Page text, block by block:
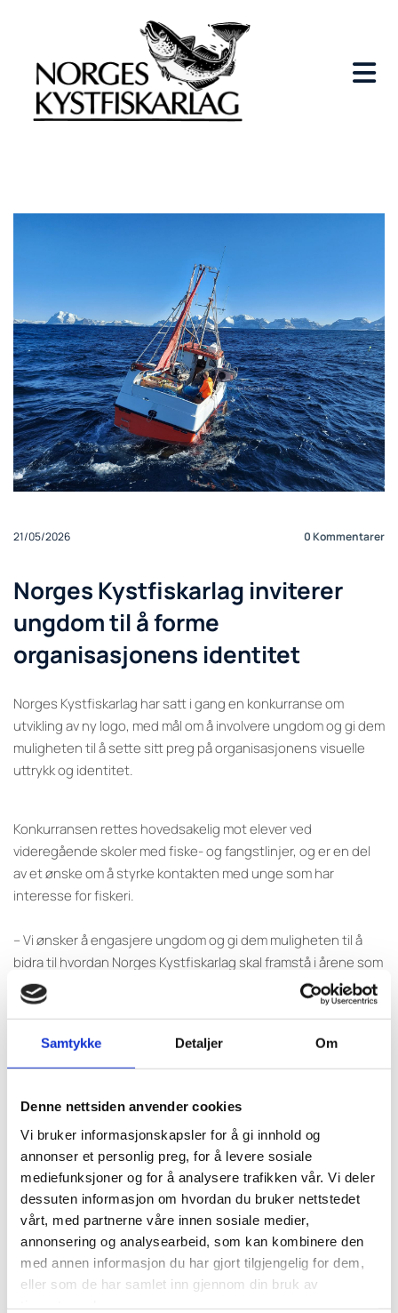
Samtykke Detaljer Om
Denne nettsiden anvender cookies
Vi bruker informasjonskapsler for å gi innhold og
annonser et personlig preg, for å levere sosiale
mediefunksjoner og for å analysere trafikken vår. Vi deler
dessuten informasjon om hvordan du bruker nettstedet
vårt, med partnerne våre innen sosiale medier,
annonsering og analysearbeid, som kan kombinere den
med annen informasjon du har gjort tilgjengelig for dem,
eller som de har samlet inn gjennom din bruk av
21/05/2026 0Kommentarer
Norges Kystfiskarlag inviterer
ungdom til å forme
organisasjonens identitet
Norges Kystfiskarlag har satt i gang en konkurranse om
utvikling av ny logo, med mål om å involvere ungdom og gi dem
muligheten til å sette sitt preg på organisasjonens visuelle
uttrykk og identitet.
Konkurransen rettes hovedsakelig mot elever ved
videregående skoler med fiske- og fangstlinjer, og er en del
av et ønske om å styrke kontakten med unge som har
interesse for fiskeri.
– Vi ønsker å engasjere ungdom og gi dem muligheten til å
bidra til hvordan Norges Kystfiskarlag skal framstå i årene som
kommer. Samtidig håper vi konkurransen kan skape interesse
for og eierskap til kystfiskernes rolle og betydning langs
Gjennom konkurransen ønsker Norges Kystfiskarlag å løfte
– Vi håper å nå ut til så mange elever som mulig og gleder oss
til å se hvordan de tolker kystfiskernes identitet og verdier
gjennom egne forslag.
Konkurransen er nå i gang med frist 15. juni, og informasjon er
sendt ut til aktuelle skoler.